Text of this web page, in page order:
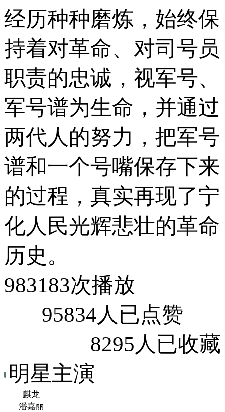
经历种种磨炼，始终保
持着对革命、对司号员
职责的忠诚，视军号、
军号谱为生命，并通过
两代人的努力，把军号
谱和一个号嘴保存下来
的过程，真实再现了宁
化人民光辉悲壮的革命
历史。
983183次播放
95834人已点赞
8295人已收藏
明星主演
麒龙
潘嘉丽